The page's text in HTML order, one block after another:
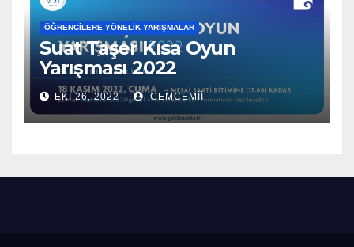
ÖĞRENCILERE YÖNELIK YARIŞMALAR
Suat Taşer Kısa Oyun
Yarışması 2022
EKI 26, 2022 CEMCEMII